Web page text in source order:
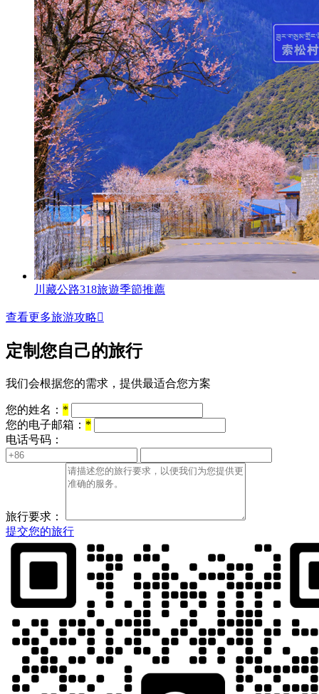
川藏公路318旅遊季節推薦
查看更多旅游攻略
定制您自己的旅行
我们会根据您的需求，提供最适合您方案
您的姓名： *
您的电子邮箱： *
电话号码：
旅行要求：
提交您的旅行